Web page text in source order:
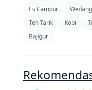
Es Campur
Teh Tarik
Kopi
Bajigur